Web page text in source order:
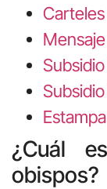
Carteles
Estampa
¿Cuál
obispos?